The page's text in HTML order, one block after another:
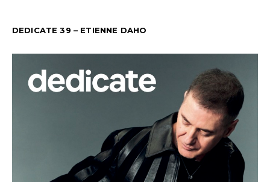
DEDICATE 39 – ETIENNE DAHO